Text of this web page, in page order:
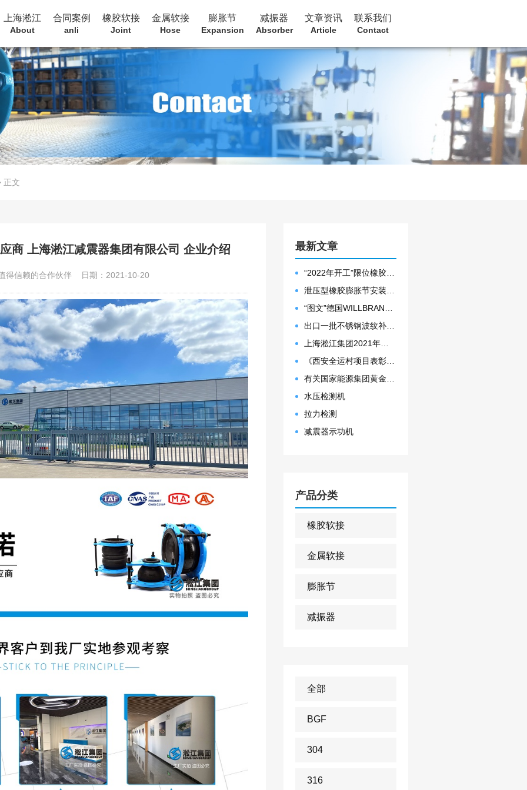
上海淞江
About
合同案例
anli
橡胶软接
Joint
金属软接
Hose
膨胀节
Expansion
减振器
Absorber
文章资讯
Article
联系我们
Contact
正文
商 上海淞江减震器集团有限公司 企业介绍
得信赖的合作伙伴 日期：2021-10-20
最新文章
“2022年开工”限位橡胶接头准备发往数据中心能源中心
泄压型橡胶膨胀节安装示意图
“图文”德国WILLBRANDT法兰橡胶膨胀节螺栓方向说明
出口一批不锈钢波纹补偿器
上海淞江集团2021年度盛典“燃战2022”
《西安全运村项目表彰函》做好行业领头军是淞江集团使命
有关国家能源集团黄金埠发电有限公司收到假冒橡胶接头产品的声明函
水压检测机
拉力检测
减震器示功机
产品分类
橡胶软接
金属软接
膨胀节
减振器
全部
BGF
304
316